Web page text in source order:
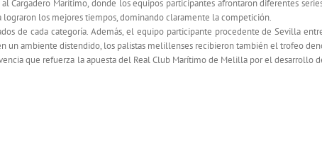
Marítimo, donde los equipos participantes afrontaron diferentes
lograron los mejores tiempos, dominando claramente la competición.
de cada categoría. Además, el equipo participante procedente de Sevilla
ambiente distendido, los palistas melillenses recibieron también el trofeo
que refuerza la apuesta del Real Club Marítimo de Melilla por el desarrollo